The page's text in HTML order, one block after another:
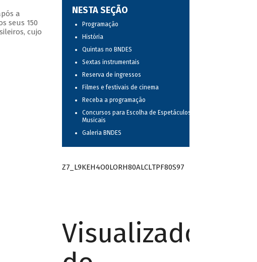
a
seus 150
cujo
NESTA SEÇÃO
Programação
História
Quintas no BNDES
Sextas instrumentais
Reserva de ingressos
Filmes e festivais de cinema
Receba a programação
Concursos para Escolha de Espetáculos
Musicais
Galeria BNDES
Z7_L9KEH4O0LORH80ALCLTPF80S97
Visualizador